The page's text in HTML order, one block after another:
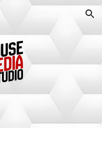
Skip to navigation